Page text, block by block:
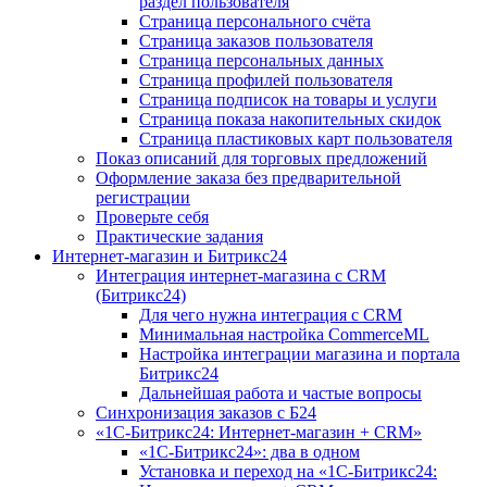
Страница персонального счёта
Страница заказов пользователя
Страница персональных данных
Страница профилей пользователя
Страница подписок на товары и услуги
Страница показа накопительных скидок
Страница пластиковых карт пользователя
Показ описаний для торговых предложений
Оформление заказа без предварительной
регистрации
Проверьте себя
Практические задания
Интернет-магазин и Битрикс24
Интеграция интернет-магазина с CRM
(Битрикс24)
Для чего нужна интеграция с CRM
Минимальная настройка CommerceML
Настройка интеграции магазина и портала
Битрикс24
Дальнейшая работа и частые вопросы
Синхронизация заказов с Б24
«1С-Битрикс24: Интернет-магазин + CRM»
«1С-Битрикс24»: два в одном
Установка и переход на «1С-Битрикс24: